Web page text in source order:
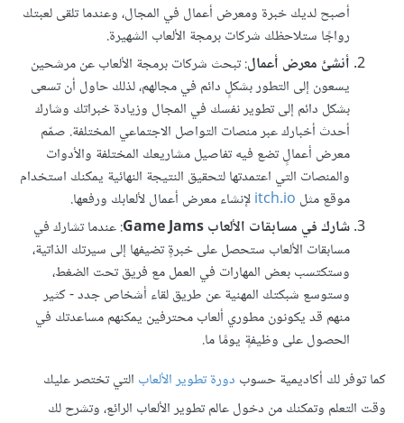
أصبح لديك خبرة ومعرض أعمال في المجال، وعندما تلقى لعبتك
رواجًا ستلاحظك شركات برمجة الألعاب الشهيرة.
أنشئ معرض أعمال: تبحث شركات برمجة الألعاب عن مرشحين
يسعون إلى التطور بشكلٍ دائم في مجالهم، لذلك حاول أن تسعى
بشكل دائم إلى تطوير نفسك في المجال وزيادة خبراتك وشارك
أحدث أخبارك عبر منصات التواصل الاجتماعي المختلفة. صمّم
معرض أعمالٍ تضع فيه تفاصيل مشاريعك المختلفة والأدوات
والمنصات التي اعتمدتها لتحقيق النتيجة النهائية يمكنك استخدام
موقع مثل itch.ioلإنشاء معرض أعمال لألعابك ورفعها.
شارك في مسابقات الألعاب Game Jams
: عندما تشارك في
مسابقات الألعاب ستحصل على خبرةٍ تضيفها إلى سيرتك الذاتية،
وستكتسب بعض المهارات في العمل مع فريق تحت الضغط،
وستوسع شبكتك المهنية عن طريق لقاء أشخاص جدد - كثير
منهم قد يكونون مطوري ألعاب محترفين يمكنهم مساعدتك في
الحصول على وظيفةٍ يومًا ما.
كما توفر لك أكاديمية حسوب دورة تطوير الألعاب التي تختصر عليك
وقت التعلم وتمكنك من دخول عالم تطوير الألعاب الرائع، وتشرح لك